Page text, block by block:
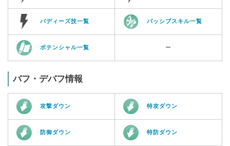
バディーズ技一覧 パッシブスキル一覧
ポテンシャル一覧 ー
バフ・デバフ情報
攻撃ダウン 特攻ダウン
防御ダウン 特防ダウン